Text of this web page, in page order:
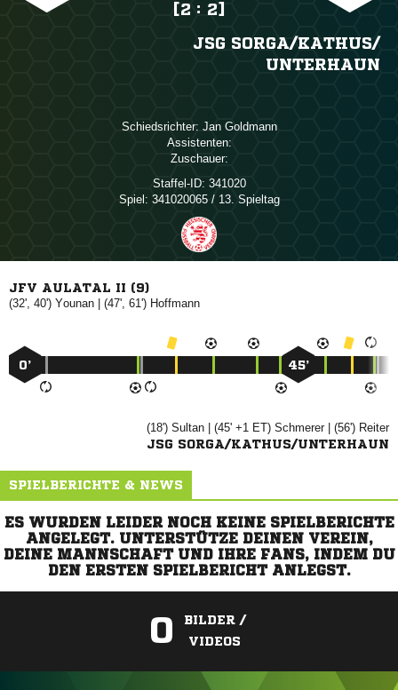
[2 : 2]
JSG SORGA/​KATHUS/​
UNTERHAUN
Schiedsrichter:  
Assistenten:
Zuschauer:
Staffel-ID: 341020
Spiel: 341020065 / 13. Spieltag
JFV AULATAL II (9)
(32', 40')  | (47', 61') 
0’ 45’
(18')  | (45' +1 ET) | (56') 
JSG SORGA/KATHUS/UNTERHAUN
SPIELBERICHTE & NEWS
ES WURDEN LEIDER NOCH KEINE SPIELBERICHTE
ANGELEGT. UNTERSTÜTZE DEINEN VEREIN,
DEINE MANNSCHAFT UND IHRE FANS, INDEM DU
DEN ERSTEN SPIELBERICHT ANLEGST.
0
BILDER /
VIDEOS